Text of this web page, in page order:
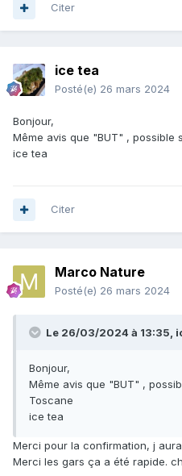
Citer
ice tea
Posté(e) 26 mars 2024
Bonjour,
Même avis que "BUT" ,
ice tea
Citer
Marco Nature
Posté(e) 26 mars 2024
Le 26/03/2024 à 13:35,
Bonjour,
Même avis que "BUT" ,
Toscane
ice tea
Merci pour la confirmation, j
Merci les gars ça a été rapide.